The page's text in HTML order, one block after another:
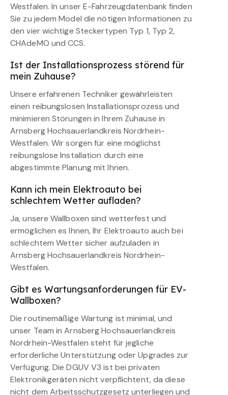
Westfalen. In unser E-Fahrzeugdatenbank finden
Sie zu jedem Model die nötigen Informationen zu
den vier wichtige Steckertypen Typ 1, Typ 2,
CHAdeMO und CCS.
Ist der Installationsprozess störend für
mein Zuhause?
Unsere erfahrenen Techniker gewährleisten
einen reibungslosen Installationsprozess und
minimieren Störungen in Ihrem Zuhause in
Arnsberg Hochsauerlandkreis Nordrhein-
Westfalen. Wir sorgen für eine möglichst
reibungslose Installation durch eine
abgestimmte Planung mit Ihnen.
Kann ich mein Elektroauto bei
schlechtem Wetter aufladen?
Ja, unsere Wallboxen sind wetterfest und
ermöglichen es Ihnen, Ihr Elektroauto auch bei
schlechtem Wetter sicher aufzuladen in
Arnsberg Hochsauerlandkreis Nordrhein-
Westfalen.
Gibt es Wartungsanforderungen für EV-
Wallboxen?
Die routinemäßige Wartung ist minimal, und
unser Team in Arnsberg Hochsauerlandkreis
Nordrhein-Westfalen steht für jegliche
erforderliche Unterstützung oder Upgrades zur
Verfügung. Die DGUV V3 ist bei privaten
Elektronikgeräten nicht verpflichtent, da diese
nicht dem Arbeitsschutzgesetz unterliegen und